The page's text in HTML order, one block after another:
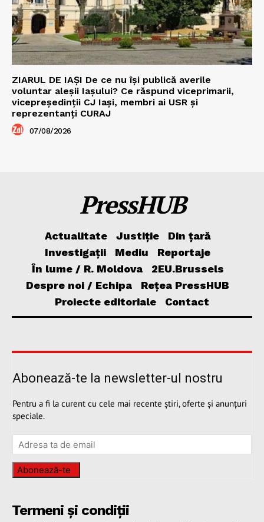
ZIARUL DE IAȘI De ce nu își publică averile
voluntar aleșii Iașului? Ce răspund viceprimarii,
vicepreședinții CJ Iași, membri ai USR și
reprezentanți CURAJ
07/08/2026
PressHUB
Actualitate Justiție
Din țară
Investigații
Mediu
Reportaje
În lume / R. Moldova
2EU.Brussels
Despre noi / Echipa
Rețea PressHUB
Proiecte editoriale
Contact
Abonează-te la newsletter-ul nostru
Pentru a fi la curent cu cele mai recente știri, oferte și anunțuri
speciale.
Abonează-te
Termeni și condiții